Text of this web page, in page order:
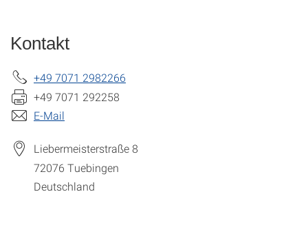
Kontakt
+49 7071 2982266
+49 7071 292258
E-Mail
Liebermeisterstraße 8
72076 Tuebingen
Deutschland